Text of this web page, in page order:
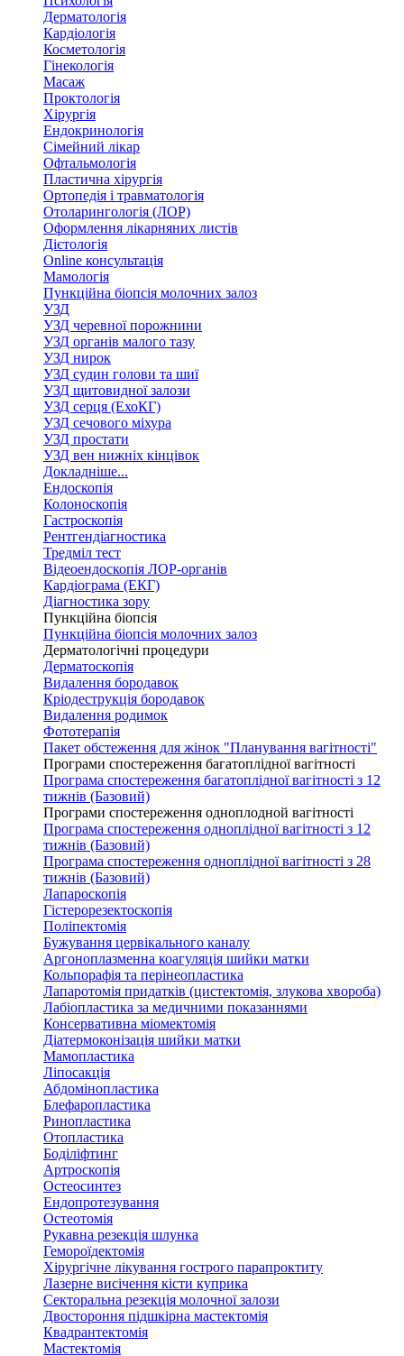
Дерматологія
Кардіологія
Косметологія
Гінекологія
Масаж
Проктологія
Хірургія
Ендокринологія
Сімейний лікар
Офтальмологія
Пластична хірургія
Ортопедія і травматологія
Отоларингологія (ЛОР)
Оформлення лікарняних листів
Дієтологія
Online консультація
Мамологія
Пункційна біопсія молочних залоз
УЗД
УЗД черевної порожнини
УЗД органів малого тазу
УЗД нирок
УЗД судин голови та шиї
УЗД щитовидної залози
УЗД серця (ЕхоКГ)
УЗД сечового міхура
УЗД простати
УЗД вен нижніх кінцівок
Докладніше...
Ендоскопія
Колоноскопія
Гастроскопія
Рентгендіагностика
Тредміл тест
Відеоендоскопія ЛОР-органів
Кардіограма (ЕКГ)
Діагностика зору
Пункційна біопсія
Пункційна біопсія молочних залоз
Дерматологічні процедури
Дерматоскопія
Видалення бородавок
Кріодеструкція бородавок
Видалення родимок
Фототерапія
Пакет обстеження для жінок "Планування вагітності"
Програми спостереження багатоплідної вагітності
Програма спостереження багатоплідної вагітності з 12
тижнів (Базовий)
Програми спостереження одноплодной вагітності
Програма спостереження одноплідної вагітності з 12
тижнів (Базовий)
Програма спостереження одноплідної вагітності з 28
тижнів (Базовий)
Лапароскопія
Гістерорезектоскопія
Поліпектомія
Бужування цервікального каналу
Аргоноплазменна коагуляція шийки матки
Кольпорафія та перінеопластика
Лапаротомія придатків (цистектомія, злукова хвороба)
Лабіопластика за медичними показаннями
Консервативна міомектомія
Діатермоконізація шийки матки
Мамопластика
Ліпосакція
Абдомінопластика
Блефаропластика
Ринопластика
Отопластика
Боділіфтинг
Артроскопія
Остеосинтез
Ендопротезування
Остеотомія
Рукавна резекція шлунка
Гемороїдектомія
Хірургічне лікування гострого парапроктиту
Лазерне висічення кісти куприка
Секторальна резекція молочної залози
Двостороння підшкірна мастектомія
Квадрантектомія
Мастектомія